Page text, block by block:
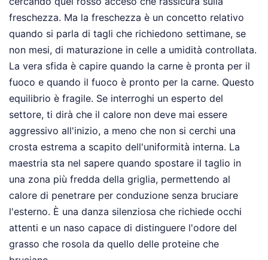
freschezza. Ma la freschezza è un concetto relativo
quando si parla di tagli che richiedono settimane, se
non mesi, di maturazione in celle a umidità controllata.
La vera sfida è capire quando la carne è pronta per il
fuoco e quando il fuoco è pronto per la carne. Questo
equilibrio è fragile. Se interroghi un esperto del
settore, ti dirà che il calore non deve mai essere
aggressivo all'inizio, a meno che non si cerchi una
crosta estrema a scapito dell'uniformità interna. La
maestria sta nel sapere quando spostare il taglio in
una zona più fredda della griglia, permettendo al
calore di penetrare per conduzione senza bruciare
l'esterno. È una danza silenziosa che richiede occhi
attenti e un naso capace di distinguere l'odore del
grasso che rosola da quello delle proteine che